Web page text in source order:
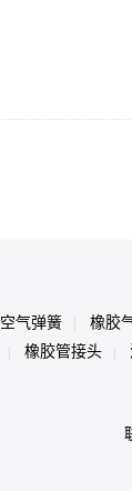
空气弹簧 橡胶
橡胶管接头